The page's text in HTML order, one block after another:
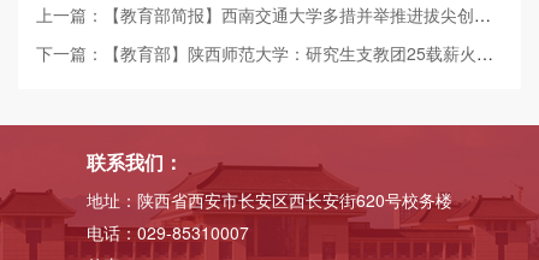
上一篇：【教育部简报】西南交通大学多措并举推进拔尖创新人才自主培养
下一篇：【教育部】陕西师范大学：研究生支教团25载薪火接力 ——服务基础教育 赋能乡村振兴
联系我们：
地址：陕西省西安市长安区西长安街620号校务楼
电话：029-85310007